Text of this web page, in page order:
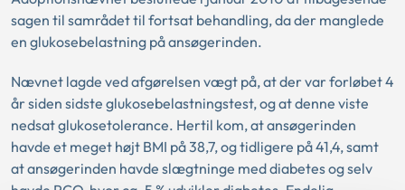
sagen til samrådet til fortsat behandling, da der manglede
en glukosebelastning på ansøgerinden.
Nævnet lagde ved afgørelsen vægt på, at der var forløbet 4
år siden sidste glukosebelastningstest, og at denne viste
nedsat glukosetolerance. Hertil kom, at ansøgerinden
havde et meget højt BMI på 38,7, og tidligere på 41,4, samt
at ansøgerinden havde slægtninge med diabetes og selv